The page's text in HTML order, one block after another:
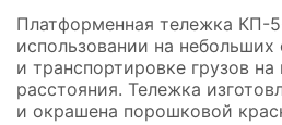
Платформенная тележка КП-
использовании на небольших
и транспортировке грузов
расстояния. Тележка
и окрашена порошковой